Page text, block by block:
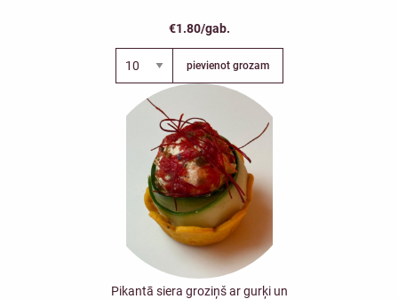
€1.80/gab.
pievienot grozam
Pikantā siera groziņš ar gurķi un